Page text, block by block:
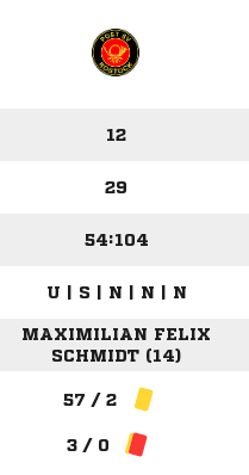
12
29
54:104
U | S | N | N | N
MAXIMILIAN FELIX
SCHMIDT (14)
57 / 2
3 / 0